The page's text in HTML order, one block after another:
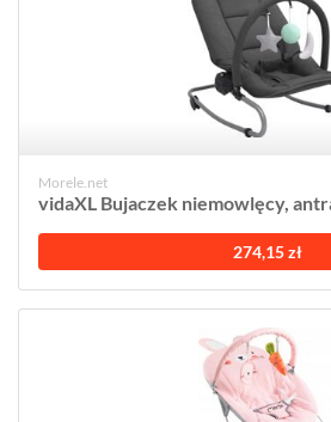
Morele.net
vidaXL Bujaczek niemowlęcy,
274,15 zł